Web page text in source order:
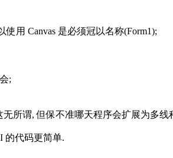
用 Canvas 是必须冠以名称(Form1);
;
所谓, 但保不准哪天程序会扩展为多
的代码更简单.